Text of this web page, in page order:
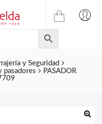
TIENDA
ONLINE
DE
JULIAN
CELDA
y Seguridad
pasadores
PASADOR